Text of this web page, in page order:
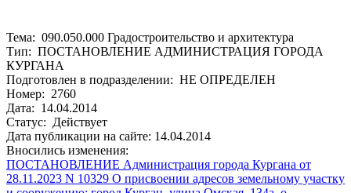
Тема: 090.050.000 Градостроительство и архитектура
Тип: ПОСТАНОВЛЕНИЕ АДМИНИСТРАЦИЯ ГОРОДА
КУРГАНА
Подготовлен в подразделении: НЕ ОПРЕДЕЛЕН
Номер: 2760
Дата: 14.04.2014
Статус: Действует
Дата публикации на сайте: 14.04.2014
Вносились изменения:
ПОСТАНОВЛЕНИЕ Администрация города Кургана от
28.11.2023 N 10329 О присвоении адресов земельному участку